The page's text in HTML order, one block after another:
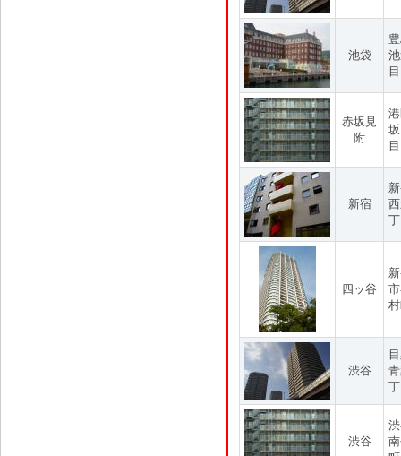
池袋
赤坂見
附
目
新宿
四ッ谷
渋谷
渋谷